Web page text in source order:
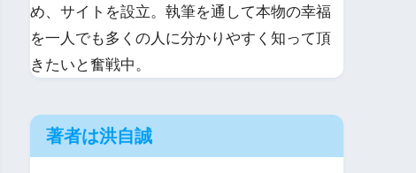
め、サイトを設立。執筆を通して本物の幸福
を一人でも多くの人に分かりやすく知って頂
きたいと奮戦中。
著者は洪自誠